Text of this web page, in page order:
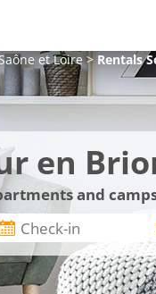
et Loire>Rentals
en
and